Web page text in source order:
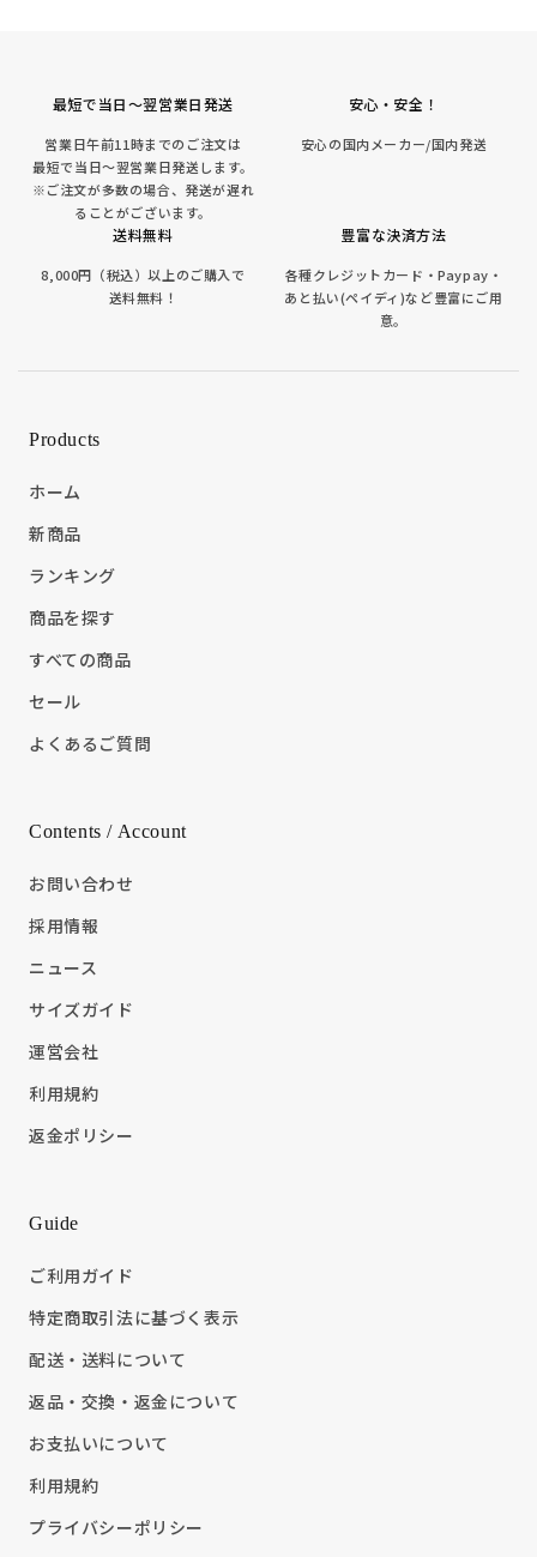
最短で当日～翌営業日発送
営業日午前11時までのご注文は
最短で当日～翌営業日発送します。
※ご注文が多数の場合、発送が遅れ
ることがございます。
安心・安全！
安心の国内メーカー/国内発送
送料無料
8,000円（税込）以上のご購入で
送料無料！
豊富な決済方法
各種クレジットカード・Paypay・
あと払い(ペイディ)など豊富にご用
意。
Products
ホーム
新商品
ランキング
商品を探す
すべての商品
セール
よくあるご質問
Contents / Account
お問い合わせ
採用情報
ニュース
サイズガイド
運営会社
利用規約
返金ポリシー
Guide
ご利用ガイド
特定商取引法に基づく表示
配送・送料について
返品・交換・返金について
お支払いについて
利用規約
プライバシーポリシー